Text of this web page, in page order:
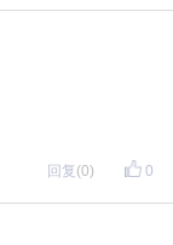
0
回复 (0)